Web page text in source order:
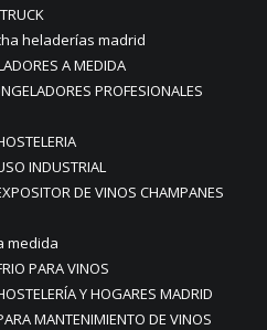
heladerías madrid
A MEDIDA
PROFESIONALES
INDUSTRIAL
DE VINOS CHAMPANES
medida
PARA VINOS
Y HOGARES MADRID
MANTENIMIENTO DE VINOS